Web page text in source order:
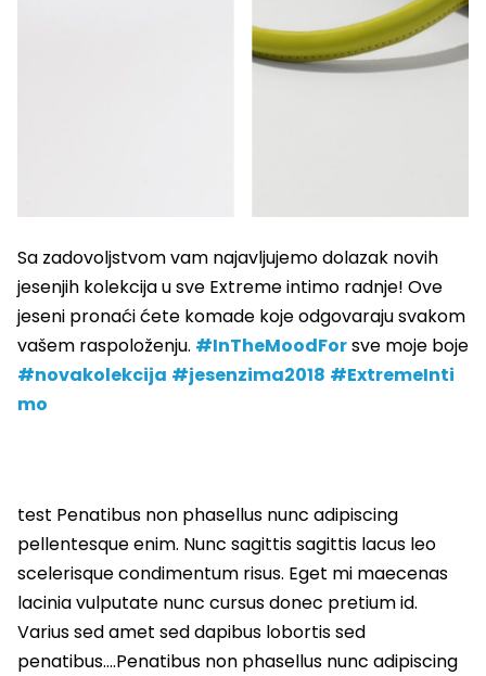
Sa zadovoljstvom vam najavljujemo dolazak novih
jesenjih kolekcija u sve Extreme intimo radnje! Ove
jeseni pronaći ćete komade koje odgovaraju svakom
vašem raspoloženju. #InTheMoodForsve moje boje
#novakolekcija #jesenzima2018 #ExtremeInti
mo
test Penatibus non phasellus nunc adipiscing
pellentesque enim. Nunc sagittis sagittis lacus leo
scelerisque condimentum risus. Eget mi maecenas
lacinia vulputate nunc cursus donec pretium id.
Varius sed amet sed dapibus lobortis sed
penatibus….Penatibus non phasellus nunc adipiscing